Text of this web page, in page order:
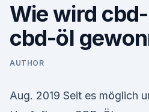
Wie wird
cbd-öl
AUTHOR
Aug. 2019 Seit es möglich